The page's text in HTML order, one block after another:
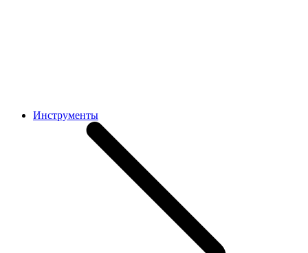
Инструменты